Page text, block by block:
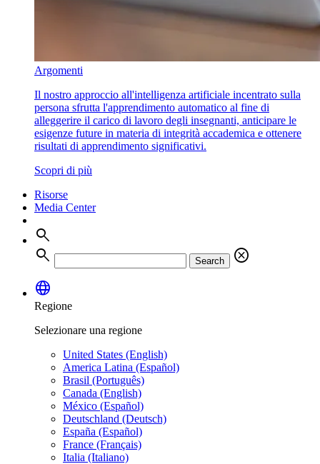
Argomenti
Il nostro approccio all'intelligenza artificiale incentrato sulla
persona sfrutta l'apprendimento automatico al fine di
alleggerire il carico di lavoro degli insegnanti, anticipare le
esigenze future in materia di integrità accademica e ottenere
risultati di apprendimento significativi.
Scopri di più
Risorse
Media Center
search
search
Search
cancel
language
Regione
Selezionare una regione
United States (English)
America Latina (Español)
Brasil (Português)
Canada (English)
México (Español)
Deutschland (Deutsch)
España (Español)
France (Français)
Italia (Italiano)